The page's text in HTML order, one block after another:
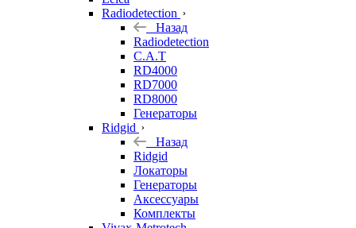
Radiodetection
Назад
Radiodetection
C.A.T
RD4000
RD7000
RD8000
Генераторы
Ridgid
Назад
Ridgid
Локаторы
Генераторы
Аксессуары
Комплекты